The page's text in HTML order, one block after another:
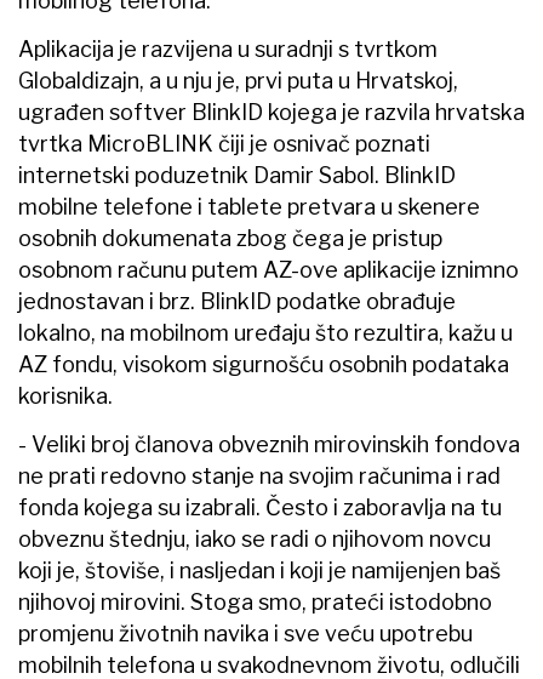
Aplikacija je razvijena u suradnji s tvrtkom
Globaldizajn, a u nju je, prvi puta u Hrvatskoj,
ugrađen softver BlinkID kojega je razvila hrvatska
tvrtka MicroBLINK čiji je osnivač poznati
internetski poduzetnik Damir Sabol. BlinkID
mobilne telefone i tablete pretvara u skenere
osobnih dokumenata zbog čega je pristup
osobnom računu putem AZ-ove aplikacije iznimno
jednostavan i brz. BlinkID podatke obrađuje
lokalno, na mobilnom uređaju što rezultira, kažu u
AZ fondu, visokom sigurnošću osobnih podataka
korisnika.
- Veliki broj članova obveznih mirovinskih fondova
ne prati redovno stanje na svojim računima i rad
fonda kojega su izabrali. Često i zaboravlja na tu
obveznu štednju, iako se radi o njihovom novcu
koji je, štoviše, i nasljedan i koji je namijenjen baš
njihovoj mirovini. Stoga smo, prateći istodobno
promjenu životnih navika i sve veću upotrebu
mobilnih telefona u svakodnevnom životu, odlučili